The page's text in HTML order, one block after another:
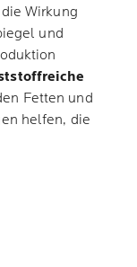
Wirkung
und
Fetten und
helfen, die